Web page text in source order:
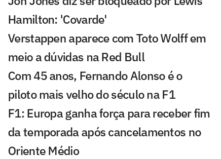
Hamilton: 'Covarde'
Verstappen aparece com Toto Wolff em
meio a dúvidas na Red Bull
Com 45 anos, Fernando Alonso é o
piloto mais velho do século na F1
F1: Europa ganha força para receber fim
da temporada após cancelamentos no
Oriente Médio